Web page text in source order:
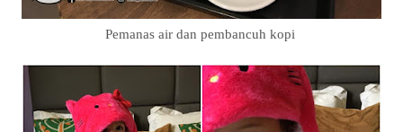
Pemanas air dan pembancuh kopi